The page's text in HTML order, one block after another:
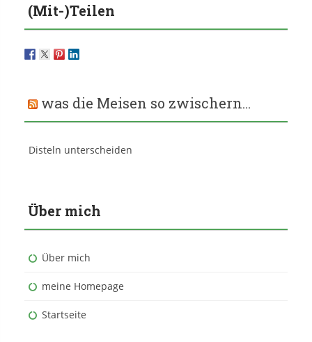
(Mit-)Teilen
was die Meisen so zwischern…
Disteln unterscheiden
Über mich
Über mich
meine Homepage
Startseite